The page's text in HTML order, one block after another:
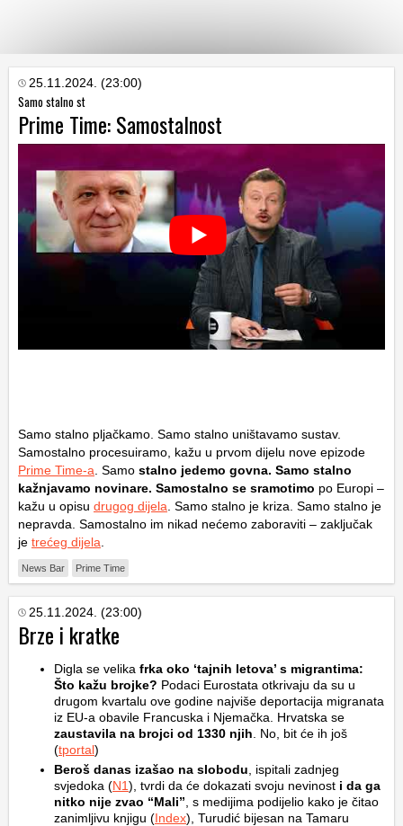
KATEGORIJE
HRVATSKI
WEB
25.11.2024. (23:00)
Samo stalno st
Prime Time: Samostalnost
Samo stalno pljačkamo. Samo stalno uništavamo sustav.
Samostalno procesuiramo, kažu u prvom dijelu nove epizode
Prime Time-a . Samo stalno jedemo govna. Samo stalno
kažnjavamo novinare. Samostalno se sramotimo po Europi –
kažu u opisu drugog dijela . Samo stalno je kriza. Samo stalno je
nepravda. Samostalno im nikad nećemo zaboraviti – zaključak
je trećeg dijela
News Bar Prime Time
25.11.2024. (23:00)
Brze i kratke
Digla se velika frka oko ‘tajnih letova’ s migrantima:
Što kažu brojke? Podaci Eurostata otkrivaju da su u
drugom kvartalu ove godine najviše deportacija migranata
iz EU-a obavile Francuska i Njemačka. Hrvatska se
zaustavila na brojci od 1330 njih . No, bit će ih još
(tportal)
Beroš danas izašao na slobodu , ispitali zadnjeg
svjedoka (N1), tvrdi da će dokazati svoju nevinost i da ga
nitko nije zvao “Mali” , s medijima podijelio kako je čitao
zanimljivu knjigu (Index), Turudić bijesan na Tamaru